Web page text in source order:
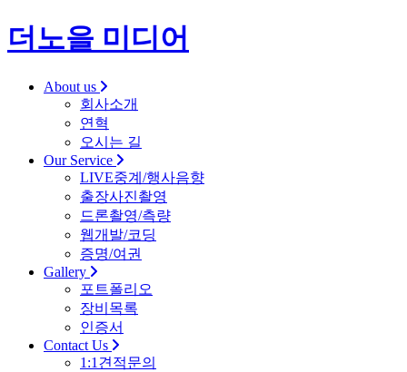
더노을 미디어
About us
회사소개
연혁
오시는 길
Our Service
LIVE중계/행사음향
출장사진촬영
드론촬영/측량
웹개발/코딩
증명/여권
Gallery
포트폴리오
장비목록
인증서
Contact Us
1:1견적문의